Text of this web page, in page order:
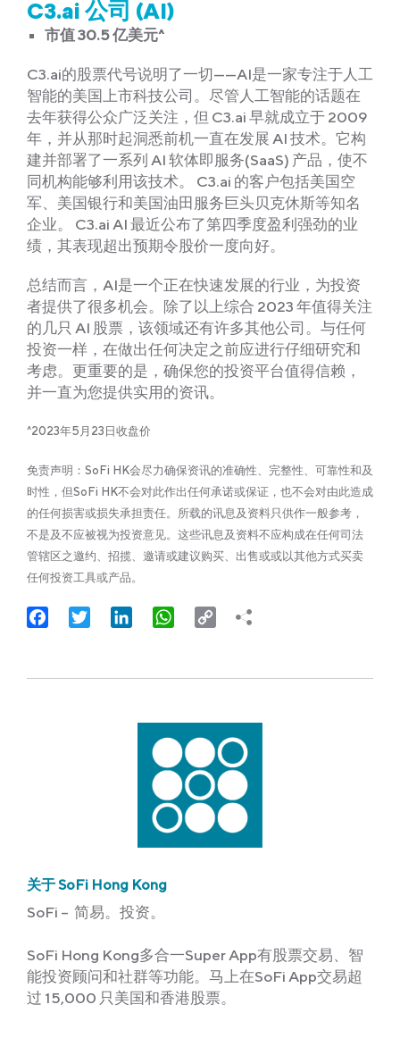
C3.ai 公司 (AI)
市值 30.5 亿美元^
C3.ai的股票代号说明了一切——AI是一家专注于人工
智能的美国上市科技公司。尽管人工智能的话题在
去年获得公众广泛关注，但 C3.ai 早就成立于 2009
年，并从那时起洞悉前机一直在发展 AI 技术。它构
建并部署了一系列 AI 软体即服务(SaaS) 产品，使不
同机构能够利用该技术。 C3.ai 的客户包括美国空
军、美国银行和美国油田服务巨头贝克休斯等知名
企业。 C3.ai AI 最近公布了第四季度盈利强劲的业
绩，其表现超出预期令股价一度向好。
总结而言，AI是一个正在快速发展的行业，为投资
者提供了很多机会。除了以上综合 2023 年值得关注
的几只 AI 股票，该领域还有许多其他公司。与任何
投资一样，在做出任何决定之前应进行仔细研究和
考虑。更重要的是，确保您的投资平台值得信赖，
并一直为您提供实用的资讯。
^2023年5月23日收盘价
免责声明：SoFi HK会尽力确保资讯的准确性、完整性、可靠性和及
时性，但SoFi HK不会对此作出任何承诺或保证，也不会对由此造成
的任何损害或损失承担责任。所载的讯息及资料只供作一般参考，
不是及不应被视为投资意见。这些讯息及资料不应构成在任何司法
管辖区之邀约、招揽、邀请或建议购买、出售或或以其他方式买卖
任何投资工具或产品。
FacebookTwitter LinkedInWhatsApp
Copy
关于 SoFi Hong Kong
SoFi – 简易。投资。
SoFi Hong Kong多合一Super App有股票交易、智
能投资顾问和社群等功能。马上在SoFi App交易超
过 15,000 只美国和香港股票。